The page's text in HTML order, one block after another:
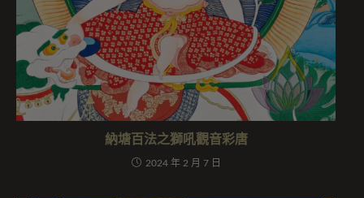
納塘百法之獅吼觀音彩唐
2024 年 2 月 7 日